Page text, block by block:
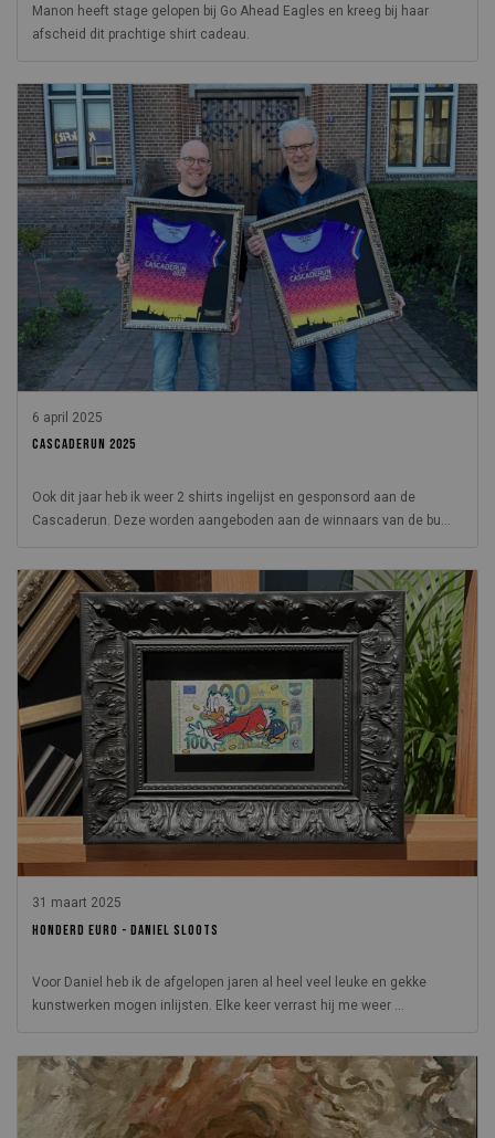
Manon heeft stage gelopen bij Go Ahead Eagles en kreeg bij haar
afscheid dit prachtige shirt cadeau.
6 april 2025
CASCADERUN 2025
Ook dit jaar heb ik weer 2 shirts ingelijst en gesponsord aan de
Cascaderun. Deze worden aangeboden aan de winnaars van de bu...
31 maart 2025
HONDERD EURO - DANIEL SLOOTS
Voor Daniel heb ik de afgelopen jaren al heel veel leuke en gekke
kunstwerken mogen inlijsten. Elke keer verrast hij me weer ...